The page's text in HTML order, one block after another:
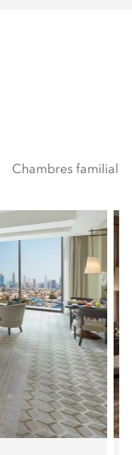
Chambres